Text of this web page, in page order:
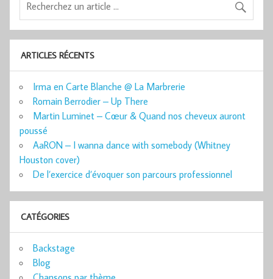
ARTICLES RÉCENTS
Irma en Carte Blanche @ La Marbrerie
Romain Berrodier – Up There
Martin Luminet – Cœur & Quand nos cheveux auront
poussé
AaRON – I wanna dance with somebody (Whitney
Houston cover)
De l’exercice d’évoquer son parcours professionnel
CATÉGORIES
Backstage
Blog